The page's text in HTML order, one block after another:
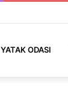
YATAK ODASI